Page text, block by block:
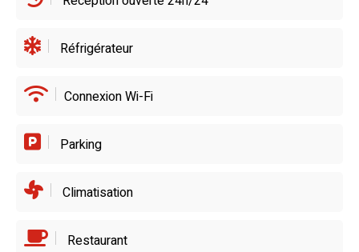
Réfrigérateur
Connexion Wi-Fi
Parking
Climatisation
Restaurant